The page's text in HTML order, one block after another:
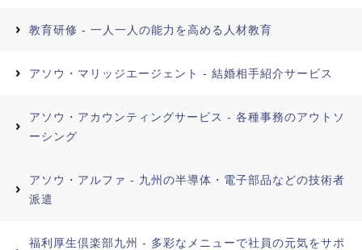
教育研修 - 一人一人の能力を高める人材教育
アソウ・マリッジエージェント - 結婚相手紹介サービス
アソウ・アカウンティングサービス - 各種事務のアウトソ
ーシング
アソウ・アルファ - 九州の半導体・電子部品などの技術者
派遣
福利厚生倶楽部九州 - 多彩なメニューで社員の元気をサポ